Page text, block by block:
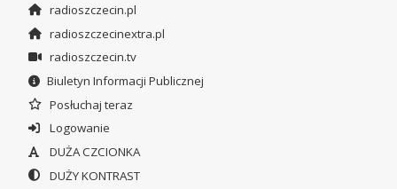
radioszczecin.pl
radioszczecinextra.pl
radioszczecin.tv
Biuletyn Informacji Publicznej
Posłuchaj teraz
Logowanie
DUŻA CZCIONKA
DUŻY KONTRAST